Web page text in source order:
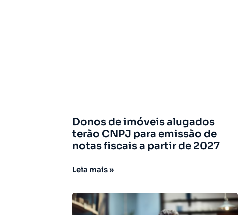
Donos de imóveis alugados
terão CNPJ para emissão de
notas fiscais a partir de 2027
Leia mais »